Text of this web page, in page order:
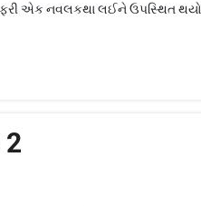
ફરી એક નવલકથા લઈને ઉપસ્થિત થયો